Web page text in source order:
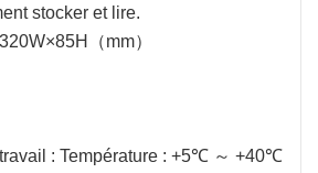
stocker et lire.
（mm）
: Température : +5℃ ～ +40℃